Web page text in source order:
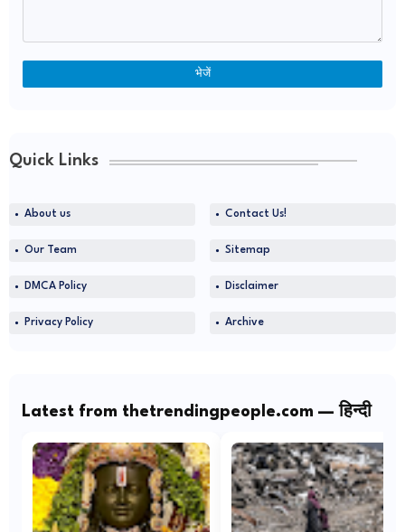
Quick Links
About us Contact Us!
Our Team Sitemap
DMCA Policy Disclaimer
Privacy Policy Archive
Latest from thetrendingpeople.com — हिन्दी